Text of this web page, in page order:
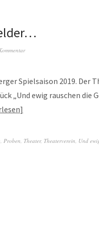
Spielsaison 2019. Der
„Und ewig rauschen die
, Proben, Theater, Theaterverein, Und